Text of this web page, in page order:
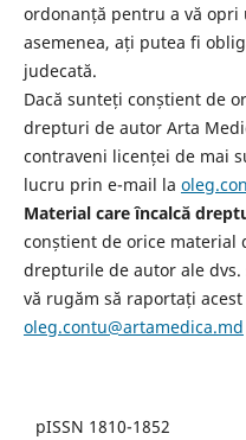
ordonanță pentru a vă opri
asemenea, ați putea fi
judecată.
Dacă sunteți conștient de
drepturi de autor Arta
contraveni licenței de mai
lucru prin e-mail la
Material care încalcă
conștient de orice material
drepturile de autor ale
vă rugăm să raportați
oleg.contu@artamedica.md
pISSN 1810-1852